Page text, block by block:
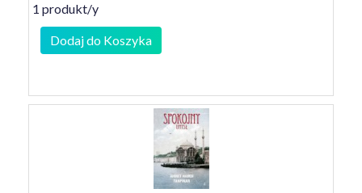
1 produkt/y
Dodaj do Koszyka